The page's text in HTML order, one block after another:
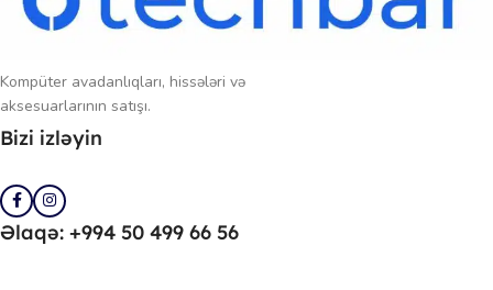
Kompüter avadanlıqları, hissələri və
aksesuarlarının satışı.
Bizi izləyin
Əlaqə: +994 50 499 66 56